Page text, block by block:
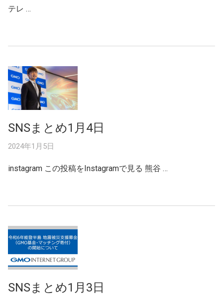
テレ …
SNSまとめ1月4日
2024年1月5日
instagram この投稿をInstagramで見る 熊谷 …
SNSまとめ1月3日